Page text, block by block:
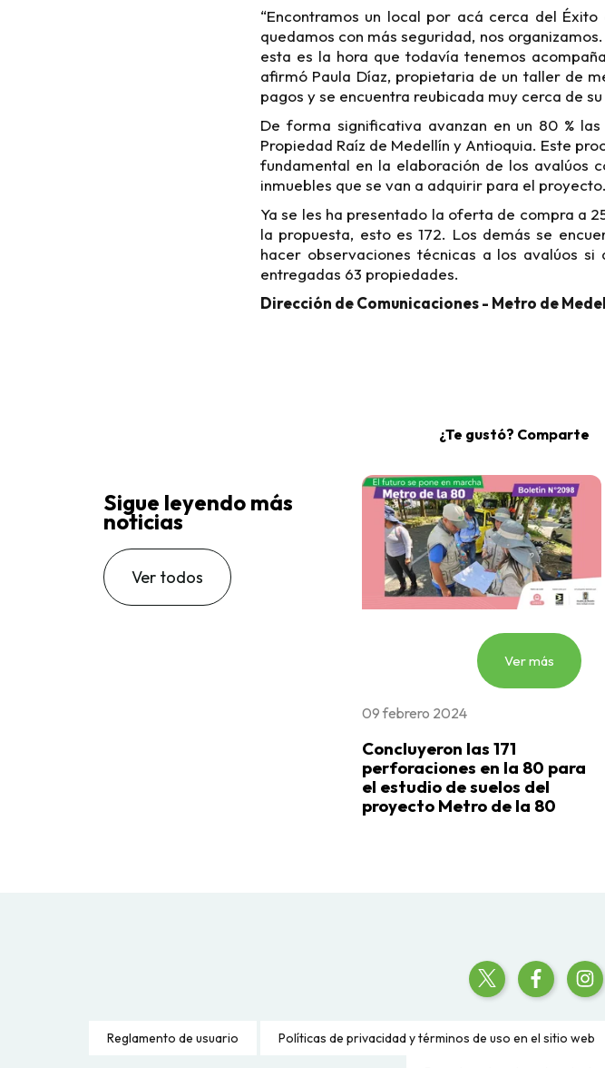
“Encontramos un local por acá cerca del
quedamos con más seguridad, nos
esta es la hora que todavía tenemos
afirmó Paula Díaz, propietaria de un taller de
pagos y se encuentra reubicada muy cerca de
De forma significativa avanzan en un 80 %
Propiedad Raíz de Medellín y Antioquia. Este
fundamental en la elaboración de los avalúos
inmuebles que se van a adquirir para el proyecto.
Ya se les ha presentado la oferta de compra a
la propuesta, esto es 172. Los demás se
hacer observaciones técnicas a los avalúos
entregadas 63 propiedades.
Dirección de Comunicaciones - Metro de
¿Te gustó? Comparte
Sigue leyendo más
noticias
Ver todos
Ver más
09 febrero 2024
Concluyeron las 171
perforaciones en la 80 para
el estudio de suelos del
proyecto Metro de la 80
Reglamento de usuario Políticas de privacidad y términos de uso en el sitio web